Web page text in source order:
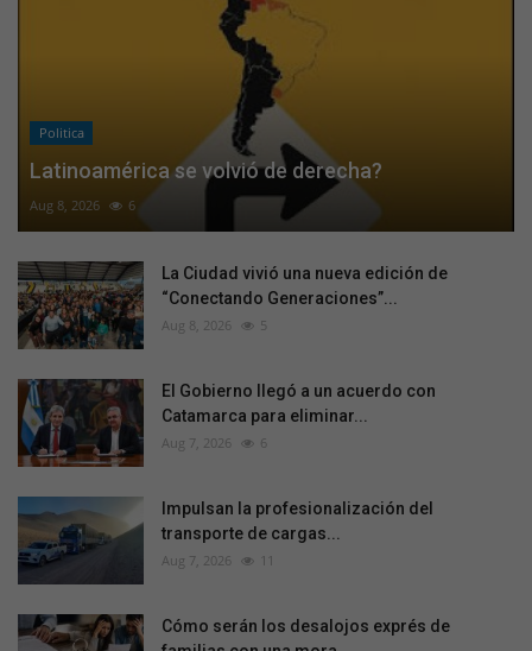
Politica
Latinoamérica se volvió de derecha?
Aug 8, 2026 6
La Ciudad vivió una nueva edición de
“Conectando Generaciones”...
Aug 8, 2026 5
El Gobierno llegó a un acuerdo con
Catamarca para eliminar...
Aug 7, 2026 6
Impulsan la profesionalización del
transporte de cargas...
Aug 7, 2026 11
Cómo serán los desalojos exprés de